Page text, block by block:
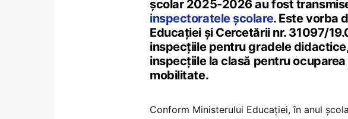
școlar 2025-2026 au fost
inspectoratele școlare. Este vorba
Educației și Cercetării nr. 31097/
inspecțiile pentru gradele
inspecțiile la clasă pentru
mobilitate.
Conform Ministerului Educației, în anul